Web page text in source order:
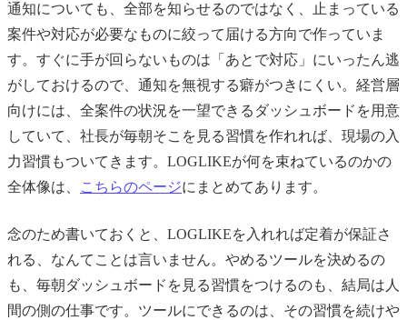
通知についても、全部を知らせるのではなく、止まっている
案件や対応が必要なものに絞って届ける方向で作っていま
す。すぐに手が回らないものは「あとで対応」にいったん逃
がしておけるので、通知を無視する癖がつきにくい。経営層
向けには、全案件の状況を一望できるダッシュボードを用意
していて、社長が毎朝そこを見る習慣を作れれば、現場の入
力習慣もついてきます。LOGLIKEが何を束ねているのかの
全体像は、
こちらのページにまとめてあります。
念のため書いておくと、LOGLIKEを入れれば定着が保証さ
れる、なんてことは言いません。やめるツールを決めるの
も、毎朝ダッシュボードを見る習慣をつけるのも、結局は人
間の側の仕事です。ツールにできるのは、その習慣を続けや